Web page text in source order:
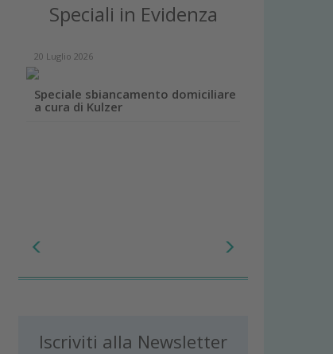
Speciali in Evidenza
20 Luglio 2026
Speciale sbiancamento domiciliare
a cura di Kulzer
Iscriviti alla Newsletter